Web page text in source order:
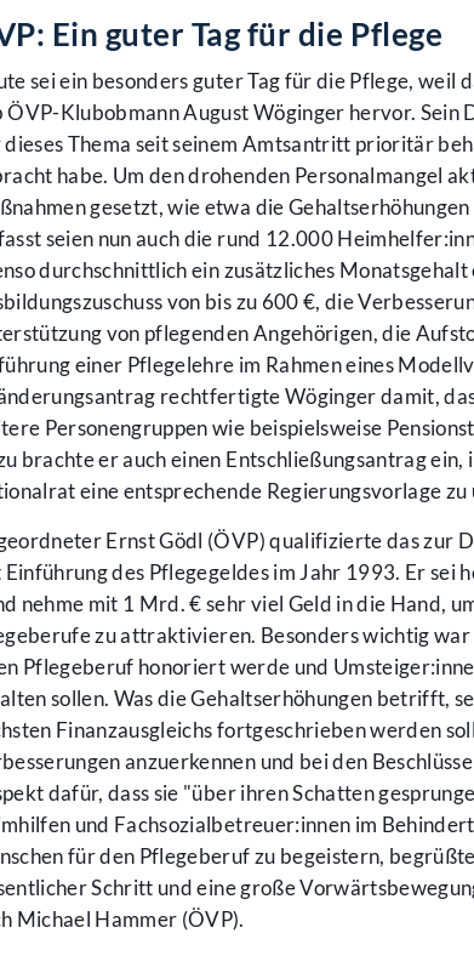
Ein guter Tag für die Pflege
sei ein besonders guter Tag für die Pflege,
ÖVP-Klubobmann August Wöginger hervor. Sein
Thema seit seinem Amtsantritt prioritär
habe. Um den drohenden Personalmangel
gesetzt, wie etwa die
seien nun auch die rund 12.000
durchschnittlich ein zusätzliches
von bis zu 600 €, die
von pflegenden Angehörigen, die
einer Pflegelehre im Rahmen eines
rechtfertigte Wöginger damit,
Personengruppen wie beispielsweise
brachte er auch einen Entschließungsantrag
eine entsprechende Regierungsvorlage
Ernst Gödl (ÖVP) qualifizierte das zur
Einführung des Pflegegeldes im Jahr 1993. Er sei
nehme mit 1 Mrd. € sehr viel Geld in die Hand,
zu attraktivieren. Besonders wichtig
Pflegeberuf honoriert werde und
sollen. Was die Gehaltserhöhungen betrifft,
Finanzausgleichs fortgeschrieben werden
anzuerkennen und bei den
dafür, dass sie "über ihren Schatten
und Fachsozialbetreuer:innen im
für den Pflegeberuf zu begeistern,
Schritt und eine große
Michael Hammer (ÖVP).